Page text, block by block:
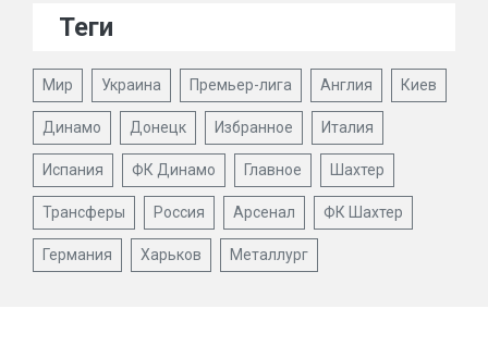
Теги
Мир Украина Премьер-лига Англия Киев
Динамо Донецк Избранное Италия
Испания ФК Динамо Главное Шахтер
Трансферы Россия Арсенал ФК Шахтер
Германия Харьков Металлург